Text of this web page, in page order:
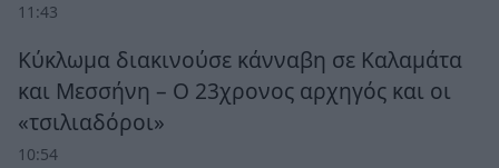
11:43
Κύκλωμα διακινούσε κάνναβη σε Καλαμάτα
και Μεσσήνη – Ο 23χρονος αρχηγός και οι
«τσιλιαδόροι»
10:54